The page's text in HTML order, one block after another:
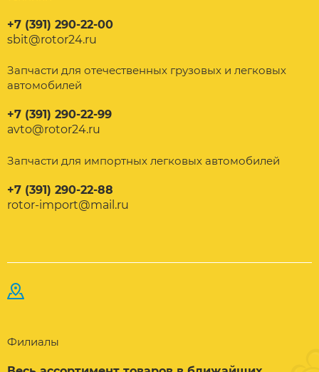
+7 (391) 290-22-00
sbit@rotor24.ru
Запчасти для отечественных грузовых и легковых
автомобилей
+7 (391) 290-22-99
avto@rotor24.ru
Запчасти для импортных легковых автомобилей
+7 (391) 290-22-88
rotor-import@mail.ru
Филиалы